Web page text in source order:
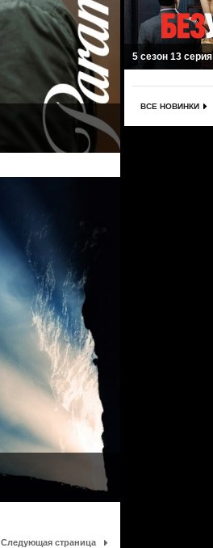
Следующая страница
5 сезон 13 серия
ВСЕ НОВИНКИ